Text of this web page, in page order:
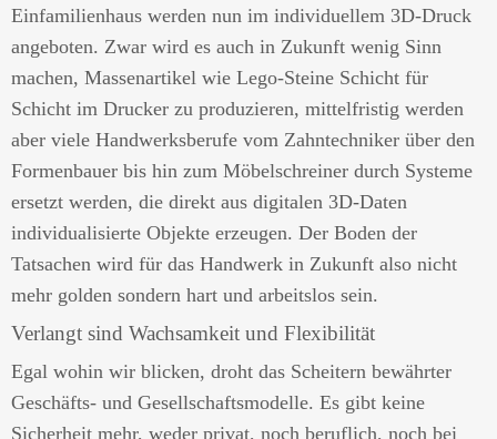
Einfamilienhaus werden nun im individuellem 3D-Druck
angeboten. Zwar wird es auch in Zukunft wenig Sinn
machen, Massenartikel wie Lego-Steine Schicht für
Schicht im Drucker zu produzieren, mittelfristig werden
aber viele Handwerksberufe vom Zahntechniker über den
Formenbauer bis hin zum Möbelschreiner durch Systeme
ersetzt werden, die direkt aus digitalen 3D-Daten
individualisierte Objekte erzeugen. Der Boden der
Tatsachen wird für das Handwerk in Zukunft also nicht
mehr golden sondern hart und arbeitslos sein.
Verlangt sind Wachsamkeit und Flexibilität
Egal wohin wir blicken, droht das Scheitern bewährter
Geschäfts- und Gesellschaftsmodelle. Es gibt keine
Sicherheit mehr, weder privat, noch beruflich, noch bei